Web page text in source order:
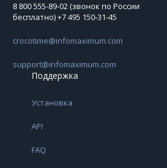
8 800 555-89-02 (звонок по России
бесплатно) +7 495 150‑31‑45
crocotime@infomaximum.com
support@infomaximum.com
Поддержка
Установка
API
FAQ